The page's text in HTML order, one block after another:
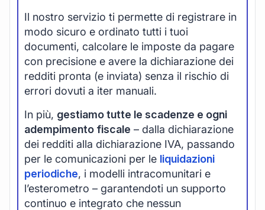
Il nostro servizio ti permette di registrare in
modo sicuro e ordinato tutti i tuoi
documenti, calcolare le imposte da pagare
con precisione e avere la dichiarazione dei
redditi pronta (e inviata) senza il rischio di
errori dovuti a iter manuali.
In più, gestiamo tutte le scadenze e ogni
adempimento fiscale – dalla dichiarazione
dei redditi alla dichiarazione IVA, passando
per le comunicazioni per le liquidazioni
periodiche, i modelli intracomunitari e
l’esterometro – garantendoti un supporto
continuo e integrato che nessun